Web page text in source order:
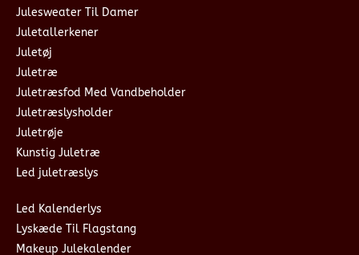
Julesweater Til Damer
Juletallerkener
Juletøj
Juletræ
Juletræsfod Med Vandbeholder
Juletræslysholder
Juletrøje
Kunstig Juletræ
Led juletræslys
Led Kalenderlys
Lyskæde Til Flagstang
Makeup Julekalender